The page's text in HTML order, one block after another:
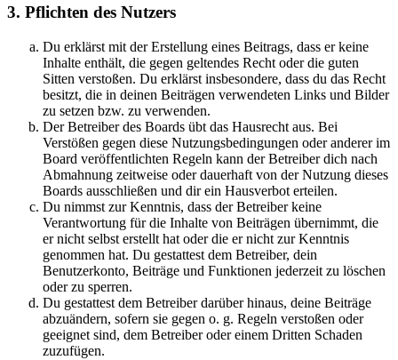
3. Pflichten des Nutzers
Du erklärst mit der Erstellung eines Beitrags, dass er keine
Inhalte enthält, die gegen geltendes Recht oder die guten
Sitten verstoßen. Du erklärst insbesondere, dass du das Recht
besitzt, die in deinen Beiträgen verwendeten Links und Bilder
zu setzen bzw. zu verwenden.
Der Betreiber des Boards übt das Hausrecht aus. Bei
Verstößen gegen diese Nutzungsbedingungen oder anderer im
Board veröffentlichten Regeln kann der Betreiber dich nach
Abmahnung zeitweise oder dauerhaft von der Nutzung dieses
Boards ausschließen und dir ein Hausverbot erteilen.
Du nimmst zur Kenntnis, dass der Betreiber keine
Verantwortung für die Inhalte von Beiträgen übernimmt, die
er nicht selbst erstellt hat oder die er nicht zur Kenntnis
genommen hat. Du gestattest dem Betreiber, dein
Benutzerkonto, Beiträge und Funktionen jederzeit zu löschen
oder zu sperren.
Du gestattest dem Betreiber darüber hinaus, deine Beiträge
abzuändern, sofern sie gegen o. g. Regeln verstoßen oder
geeignet sind, dem Betreiber oder einem Dritten Schaden
zuzufügen.